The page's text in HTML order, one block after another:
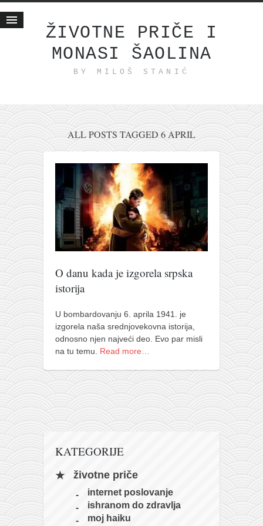
ŽIVOTNE PRIČE I
MONASI ŠAOLINA
BY MILOŠ STANIĆ
Životne priče
internet poslovanje
ishranom do zdravlja
moj haiku
momenti i mesta
bonus sadržaj
Svetlopis
zakonopravilo
duhovni otac
zabranjena istorija
porodične priče
umesto tvitera
azbuki i knjige
Okinava karate
najnovije na blogu
bubishi
ALL POSTS TAGGED 6 APRIL
O danu kada je izgorela srpska
istorija
U bombardovanju 6. aprila 1941. je
izgorela naša srednjovekovna istorija,
odnosno njen najveći deo. Evo par misli
na tu temu. Read more…
KATEGORIJE
životne priče
internet poslovanje
ishranom do zdravlja
moj haiku